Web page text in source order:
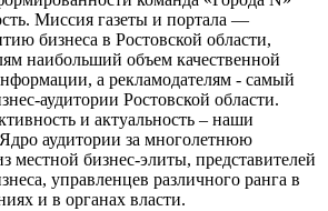
Миссия газеты и портала —
бизнеса в Ростовской области,
наибольший объем качественной
а рекламодателям - самый
аудитории Ростовской области.
и актуальность – наши
аудитории за многолетнюю
местной бизнес-элиты, представителей
управленцев различного ранга в
и в органах власти.